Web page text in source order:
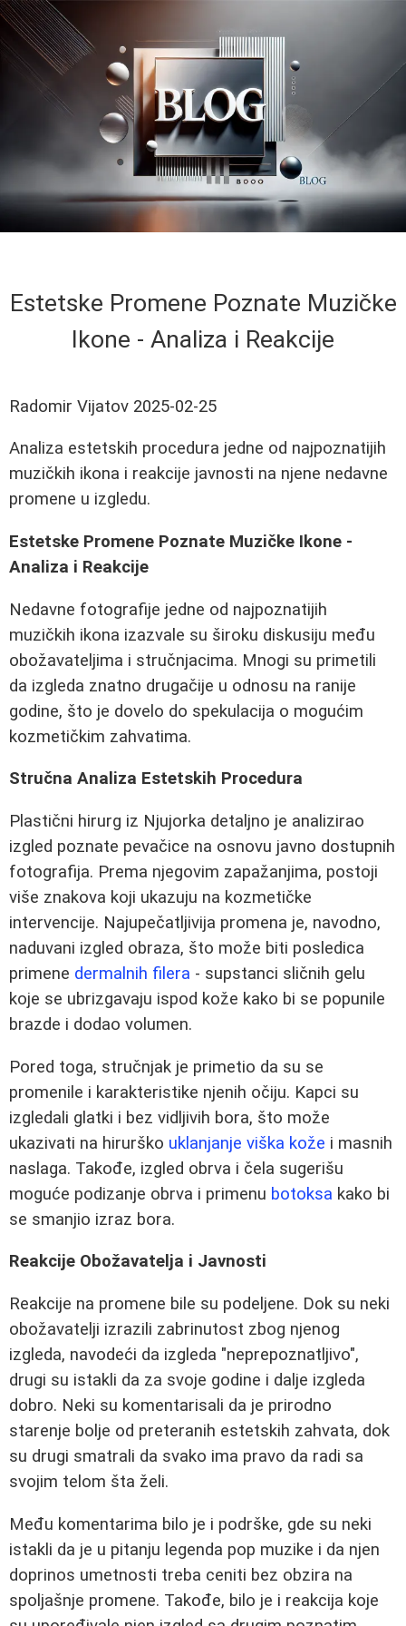
Estetske Promene Poznate Muzičke
Ikone - Analiza i Reakcije
Radomir Vijatov 2025-02-25
Analiza estetskih procedura jedne od najpoznatijih
muzičkih ikona i reakcije javnosti na njene nedavne
promene u izgledu.
Estetske Promene Poznate Muzičke Ikone -
Analiza i Reakcije
Nedavne fotografije jedne od najpoznatijih
muzičkih ikona izazvale su široku diskusiju među
obožavateljima i stručnjacima. Mnogi su primetili
da izgleda znatno drugačije u odnosu na ranije
godine, što je dovelo do spekulacija o mogućim
kozmetičkim zahvatima.
Stručna Analiza Estetskih Procedura
Plastični hirurg iz Njujorka detaljno je analizirao
izgled poznate pevačice na osnovu javno dostupnih
fotografija. Prema njegovim zapažanjima, postoji
više znakova koji ukazuju na kozmetičke
intervencije. Najupečatljivija promena je, navodno,
naduvani izgled obraza, što može biti posledica
primene dermalnih filera - supstanci sličnih gelu
koje se ubrizgavaju ispod kože kako bi se popunile
brazde i dodao volumen.
Pored toga, stručnjak je primetio da su se
promenile i karakteristike njenih očiju. Kapci su
izgledali glatki i bez vidljivih bora, što može
ukazivati na hirurško uklanjanje viška kože i masnih
naslaga. Takođe, izgled obrva i čela sugerišu
moguće podizanje obrva i primenu botoksa kako bi
se smanjio izraz bora.
Reakcije Obožavatelja i Javnosti
Reakcije na promene bile su podeljene. Dok su neki
obožavatelji izrazili zabrinutost zbog njenog
izgleda, navodeći da izgleda "neprepoznatljivo",
drugi su istakli da za svoje godine i dalje izgleda
dobro. Neki su komentarisali da je prirodno
starenje bolje od preteranih estetskih zahvata, dok
su drugi smatrali da svako ima pravo da radi sa
svojim telom šta želi.
Među komentarima bilo je i podrške, gde su neki
istakli da je u pitanju legenda pop muzike i da njen
doprinos umetnosti treba ceniti bez obzira na
spoljašnje promene. Takođe, bilo je i reakcija koje